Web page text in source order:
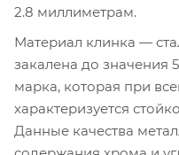
2.8 миллиметрам.
Материал клинка —
закалена до значения
марка, которая при
характеризуется
Данные качества